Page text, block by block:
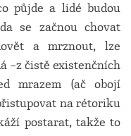
půjde a lidé budou
se začnou chovat
a mrznout, lze
–z čistě existenčních
mrazem (ač obojí
na rétoriku
postarat, takže to